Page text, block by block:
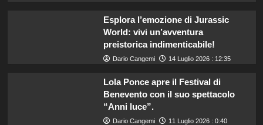
Esplora l’emozione di Jurassic
World: vivi un’avventura
preistorica indimenticabile!
Dario Cangemi 14 Luglio 2026 : 12:35
Lola Ponce apre il Festival di
Benevento con il suo spettacolo
“Anni luce”.
Dario Cangemi 11 Luglio 2026 : 0:40